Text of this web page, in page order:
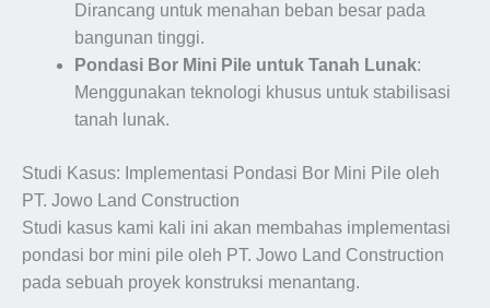
Dirancang untuk menahan beban besar pada
bangunan tinggi.
Pondasi Bor Mini Pile untuk Tanah Lunak:
Menggunakan teknologi khusus untuk stabilisasi
tanah lunak.
Studi Kasus: Implementasi Pondasi Bor Mini Pile oleh
PT. Jowo Land Construction
Studi kasus kami kali ini akan membahas implementasi
pondasi bor mini pile oleh PT. Jowo Land Construction
pada sebuah proyek konstruksi menantang.